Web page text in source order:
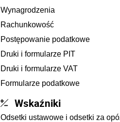
Wynagrodzenia
Rachunkowość
Postępowanie podatkowe
Druki i formularze PIT
Druki i formularze VAT
Formularze podatkowe
Wskaźniki
Odsetki ustawowe i odsetki za